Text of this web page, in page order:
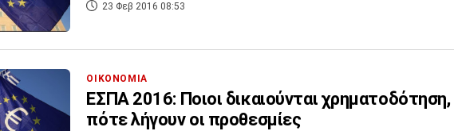
23 Φεβ 2016 08:53
ΟΙΚΟΝΟΜΙΑ
ΕΣΠΑ 2016: Ποιοι δικαιούνται χρηματοδότηση,
πότε λήγουν οι προθεσμίες